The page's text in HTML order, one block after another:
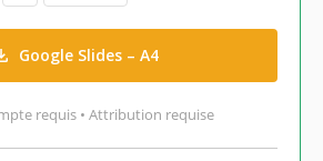
Google Slides – A4
requis • Attribution requise